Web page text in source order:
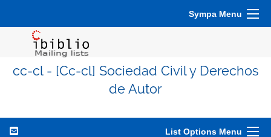
Sympa Menu
cc-cl - [Cc-cl] Sociedad Civil y Derechos
de Autor
List Options Menu